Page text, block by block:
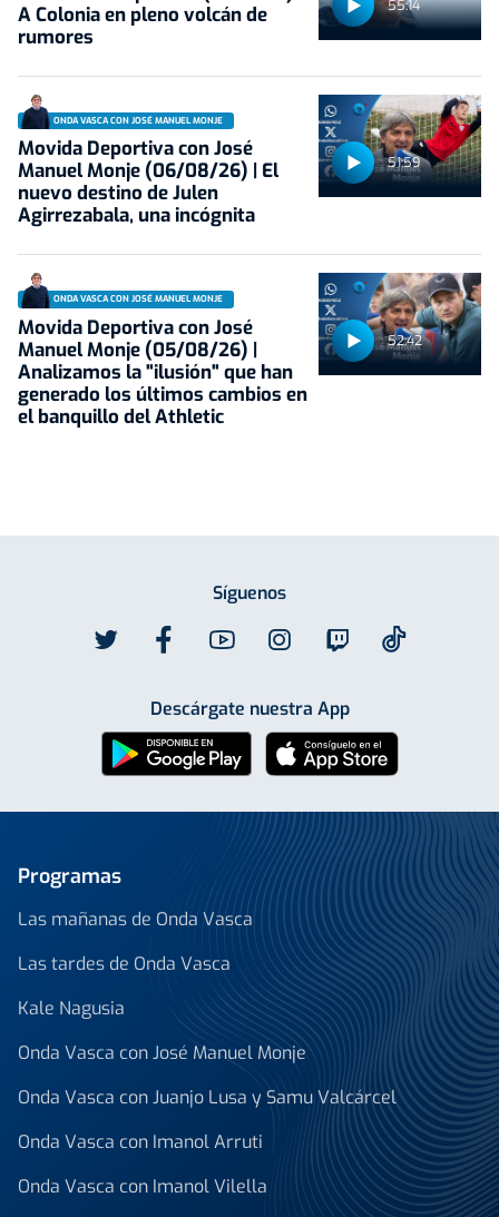
55:14
A Colonia en pleno volcán de
rumores
51:59
ONDA VASCA CON JOSÉ MANUEL MONJE
Movida Deportiva con José
Manuel Monje (06/08/26) | El
nuevo destino de Julen
Agirrezabala, una incógnita
52:42
ONDA VASCA CON JOSÉ MANUEL MONJE
Movida Deportiva con José
Manuel Monje (05/08/26) |
Analizamos la "ilusión" que han
generado los últimos cambios en
el banquillo del Athletic
Síguenos
Descárgate nuestra App
Programas
Las mañanas de Onda Vasca
Las tardes de Onda Vasca
Kale Nagusia
Onda Vasca con José Manuel Monje
Onda Vasca con Juanjo Lusa y Samu Valcárcel
Onda Vasca con Imanol Arruti
Onda Vasca con Imanol Vilella